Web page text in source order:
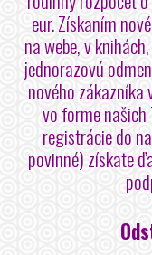
eur. Získaním
na webe, v
jednorazovú
nového
vo forme
registrácie do
povinné) získate